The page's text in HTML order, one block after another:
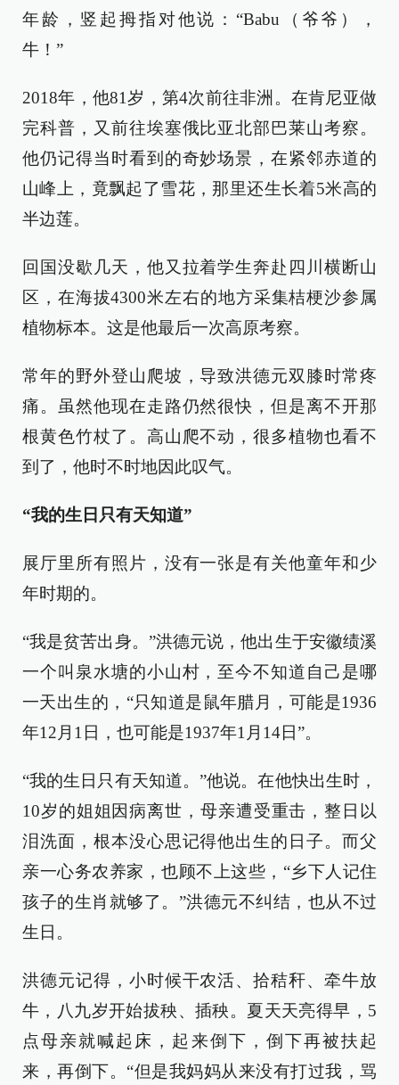
年龄，竖起拇指对他说：“Babu（爷爷），
牛！”
2018年，他81岁，第4次前往非洲。在肯尼亚做
完科普，又前往埃塞俄比亚北部巴莱山考察。
他仍记得当时看到的奇妙场景，在紧邻赤道的
山峰上，竟飘起了雪花，那里还生长着5米高的
半边莲。
回国没歇几天，他又拉着学生奔赴四川横断山
区，在海拔4300米左右的地方采集桔梗沙参属
植物标本。这是他最后一次高原考察。
常年的野外登山爬坡，导致洪德元双膝时常疼
痛。虽然他现在走路仍然很快，但是离不开那
根黄色竹杖了。高山爬不动，很多植物也看不
到了，他时不时地因此叹气。
“我的生日只有天知道”
展厅里所有照片，没有一张是有关他童年和少
年时期的。
“我是贫苦出身。”洪德元说，他出生于安徽绩溪
一个叫泉水塘的小山村，至今不知道自己是哪
一天出生的，“只知道是鼠年腊月，可能是1936
年12月1日，也可能是1937年1月14日”。
“我的生日只有天知道。”他说。在他快出生时，
10岁的姐姐因病离世，母亲遭受重击，整日以
泪洗面，根本没心思记得他出生的日子。而父
亲一心务农养家，也顾不上这些，“乡下人记住
孩子的生肖就够了。”洪德元不纠结，也从不过
生日。
洪德元记得，小时候干农活、拾秸秆、牵牛放
牛，八九岁开始拔秧、插秧。夏天天亮得早，5
点母亲就喊起床，起来倒下，倒下再被扶起
来，再倒下。“但是我妈妈从来没有打过我，骂